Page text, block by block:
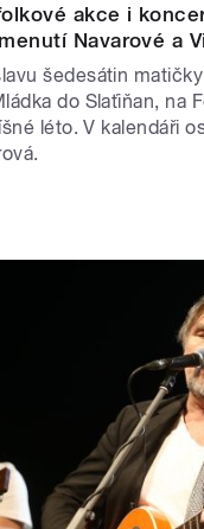
akce i
Navarové a
šedesátin
do Slaťiňan, na
léto. V kalendáři